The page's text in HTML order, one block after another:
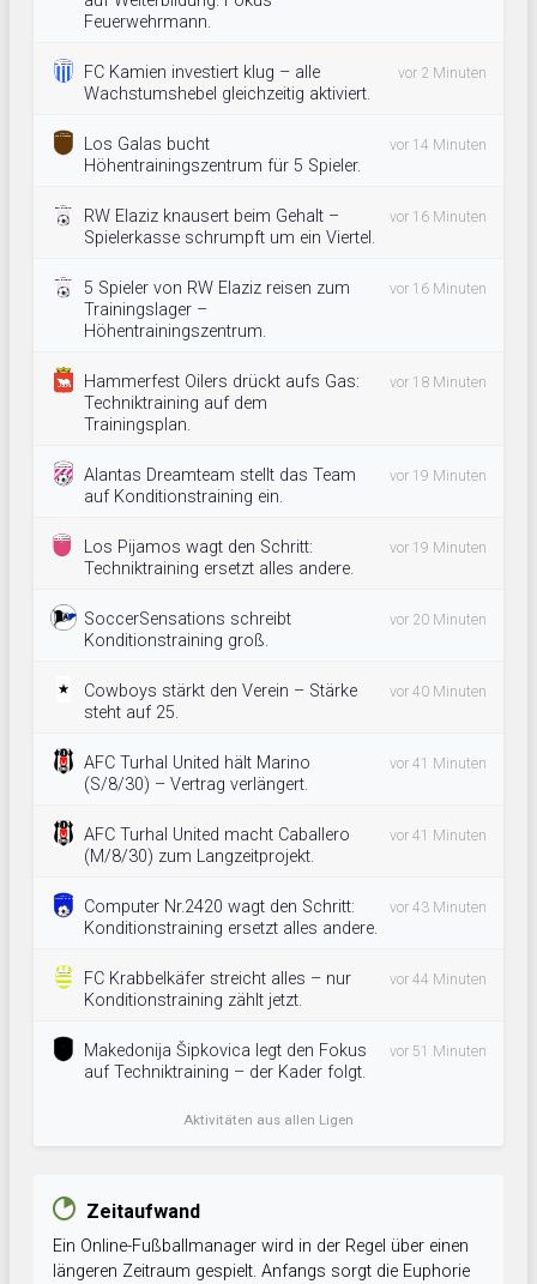
Feuerwehrmann.
FC Kamien investiert klug – alle
Wachstumshebel gleichzeitig aktiviert.
vor 2 Minuten
Los Galas bucht
Höhentrainingszentrum für 5 Spieler.
vor 14 Minuten
RW Elaziz knausert beim Gehalt –
Spielerkasse schrumpft um ein Viertel.
vor 16 Minuten
5 Spieler von RW Elaziz reisen zum
Trainingslager –
Höhentrainingszentrum.
vor 16 Minuten
Hammerfest Oilers drückt aufs Gas:
Techniktraining auf dem
Trainingsplan.
vor 18 Minuten
Alantas Dreamteam stellt das Team
auf Konditionstraining ein.
vor 19 Minuten
Los Pijamos wagt den Schritt:
Techniktraining ersetzt alles andere.
vor 19 Minuten
SoccerSensations schreibt
Konditionstraining groß.
vor 20 Minuten
Cowboys stärkt den Verein – Stärke
steht auf 25.
vor 40 Minuten
AFC Turhal United hält Marino
(S/8/30) – Vertrag verlängert.
vor 41 Minuten
AFC Turhal United macht Caballero
(M/8/30) zum Langzeitprojekt.
vor 41 Minuten
Computer Nr.2420 wagt den Schritt:
Konditionstraining ersetzt alles andere.
vor 43 Minuten
FC Krabbelkäfer streicht alles – nur
Konditionstraining zählt jetzt.
vor 44 Minuten
Makedonija Šipkovica legt den Fokus
auf Techniktraining – der Kader folgt.
vor 51 Minuten
Aktivitäten aus allen Ligen
Zeitaufwand
Ein Online-Fußballmanager wird in der Regel über einen
längeren Zeitraum gespielt. Anfangs sorgt die Euphorie